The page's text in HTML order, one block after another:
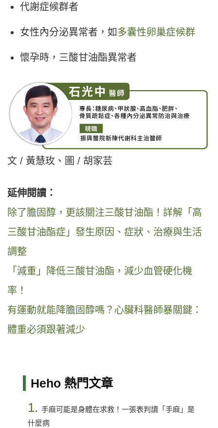
代謝症候群者
女性內分泌異常者，如多囊性卵巢症候群
懷孕時，三酸甘油酯異常者
文 / 黃慧玫、圖 / 胡家芸
延伸閱讀：
除了膽固醇，更該關注三酸甘油酯！詳解「高
三酸甘油酯症」發生原因、症狀、治療與生活
調整
「減重」降低三酸甘油酯，減少血管硬化機
率！
有運動就能降膽固醇嗎？心臟科醫師暴關鍵：
體重必須跟著減少
Heho 熱門文章
1. 手麻可能是身體在求救！一張表判讀「手麻」是
什麼病